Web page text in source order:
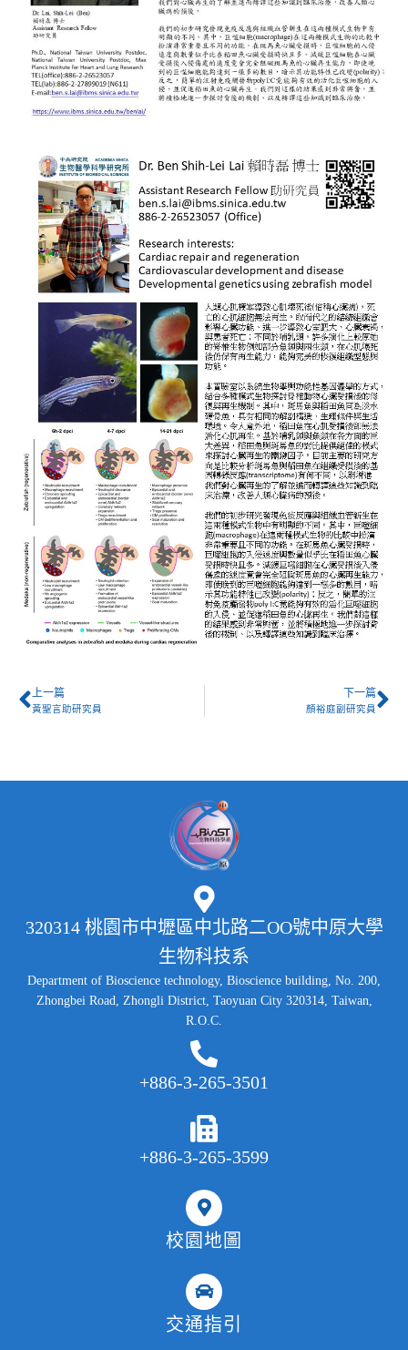
上一篇
黃聖言助研究員
下一篇
顏裕庭副研究員
320314 桃園市中壢區中北路二OO號中原大學
生物科技系
Department of Bioscience technology, Bioscience building, No. 200,
Zhongbei Road, Zhongli District, Taoyuan City 320314, Taiwan,
R.O.C.
+886-3-265-3501
+886-3-265-3599
校園地圖
交通指引